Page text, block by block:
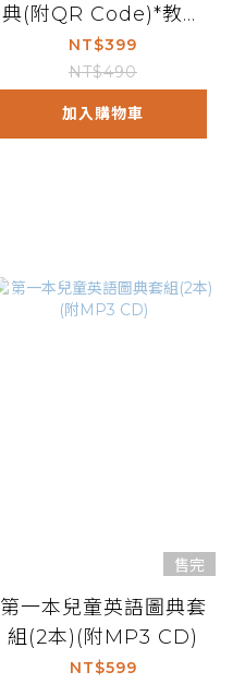
典(附QR Code)*教育
部頒訂*
NT$399
NT$490
加入購物車
售完
第一本兒童英語圖典套
組(2本)(附MP3 CD)
NT$599